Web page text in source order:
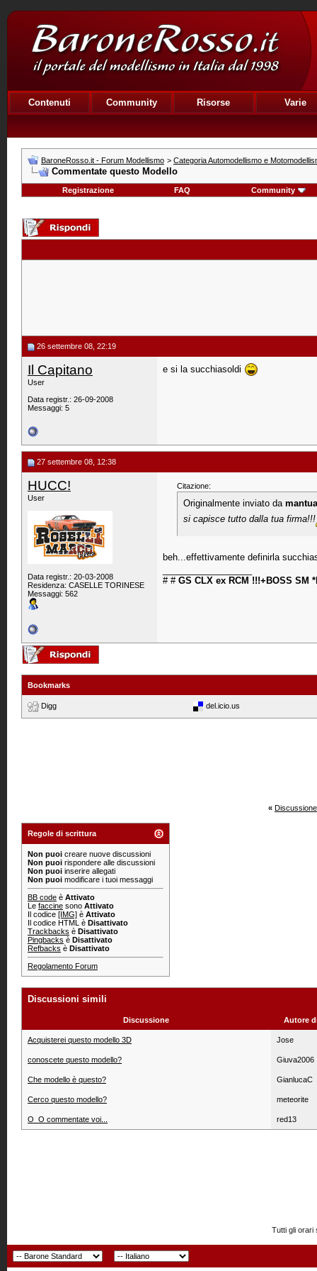
Contenuti Community Risorse Varie
BaroneRosso.it - Forum Modellismo > Categoria Automodellismo e
Commentate questo Modello
Registrazione FAQ Community
26 settembre 08, 22:19
Il Capitano
User
Data registr.: 26-09-2008
Messaggi: 5
e si la succhiasoldi
27 settembre 08, 12:38
HUCC!
User
Data registr.: 20-03-2008
Residenza: CASELLE TORINESE
Messaggi: 562
Citazione:
Originalmente inviato da
si capisce tutto dalla tua firma!!!
beh...effettivamente definirla
# #GS CLX ex RCM !!!+BOSS SM
Bookmarks
Digg del.icio.us
«
Regole di scrittura
Non puoi creare nuove discussioni
Non puoi rispondere alle discussioni
Non puoi inserire allegati
Non puoi modificare i tuoi messaggi
BB code è Attivato
Le faccine sono Attivato
Il codice [IMG] è Attivato
Il codice HTML è Disattivato
Trackbacks è Disattivato
Pingbacks è Disattivato
Refbacks è Disattivato
Regolamento Forum
Discussioni simili
Discussione Autore
Acquisterei questo modello 3D Jose
conoscete questo modello? Giuva2006
Che modello è questo? GianlucaC
Cerco questo modello? meteorite
O_O commentate voi... red13
Tutti gli orari